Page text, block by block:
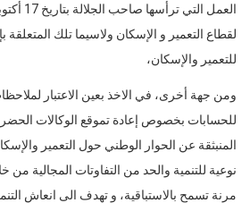
للتعمير والإسكان،
ومن جهة أخرى، في الاخذ بعين الاعتبار
للحسابات بخصوص إعادة تموقع الوكالات
المنبثقة عن الحوار الوطني حول التعمير
نوعية للتنمية والحد من التفاوتات المجالية من
مرنة تسمح بالاستباقية، و تهدف الى انعاش